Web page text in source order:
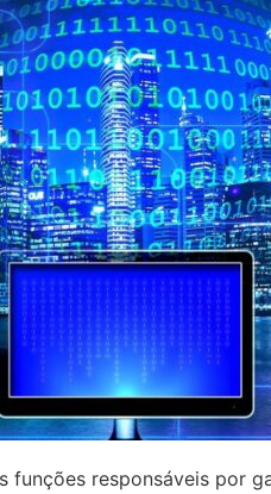
funções responsáveis por